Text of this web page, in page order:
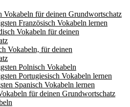
Vokabeln für deinen Grundwortschatz
Französisch Vokabeln lernen
Vokabeln für deinen
Vokabeln, für deinen
Polnisch Vokabeln
Portugiesisch Vokabeln lernen
Spanisch Vokabeln lernen
für deinen Grundwortschatz